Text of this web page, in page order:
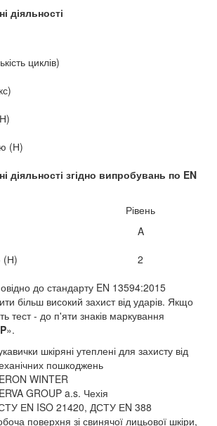
діяльності
циклів)
(Н)
діяльності згідно випробувань по EN
Рівень
A
(Н)
2
до стандарту EN 13594:2015
більш високий захист від ударів. Якщо
тест - до п'яти знаків маркування
P».
шкіряні утеплені для захисту від
пошкоджень
WINTER
GROUP a.s. Чехія
ЕN ISO 21420, ДСТУ ЕN 388
поверхня зі свинячої лицьової шкіри,